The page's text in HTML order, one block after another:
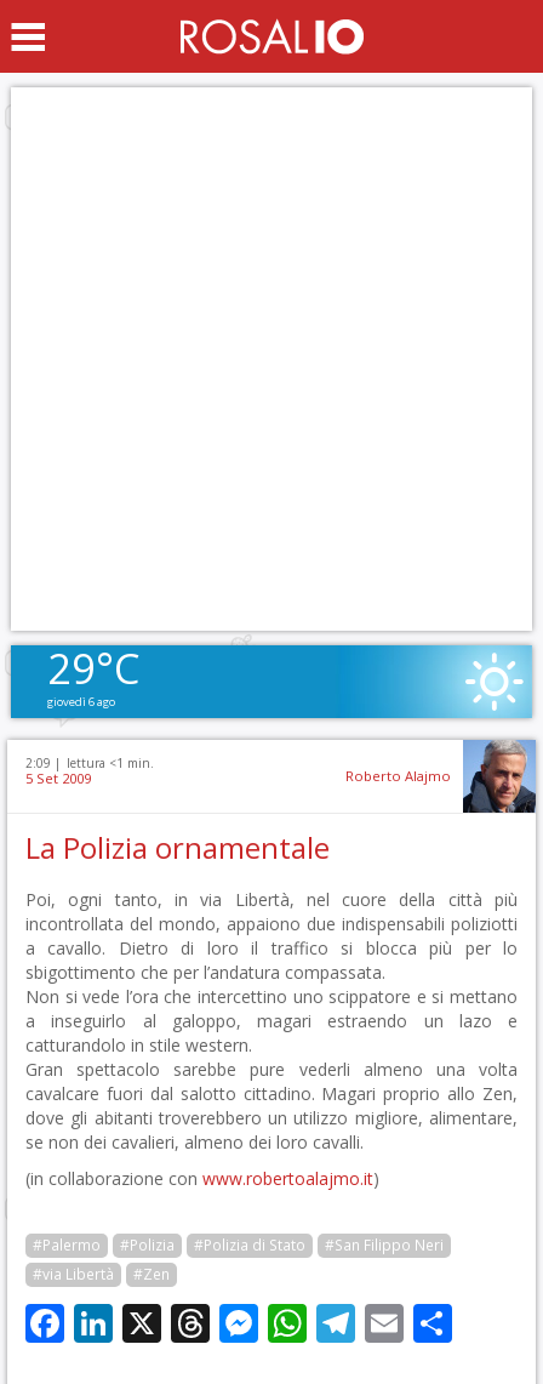
29°C
giovedì 6 ago
2:09 | lettura <1 min.
5 Set 2009 Roberto Alajmo
La Polizia ornamentale
Poi, ogni tanto, in via Libertà, nel cuore della città più
incontrollata del mondo, appaiono due indispensabili poliziotti
a cavallo. Dietro di loro il traffico si blocca più per lo
sbigottimento che per l’andatura compassata.
Non si vede l’ora che intercettino uno scippatore e si mettano
a inseguirlo al galoppo, magari estraendo un lazo e
catturandolo in stile western.
Gran spettacolo sarebbe pure vederli almeno una volta
cavalcare fuori dal salotto cittadino. Magari proprio allo Zen,
dove gli abitanti troverebbero un utilizzo migliore, alimentare,
se non dei cavalieri, almeno dei loro cavalli.
(in collaborazione con www.robertoalajmo.it)
#Palermo #Polizia #Polizia di Stato
#San Filippo Neri
#via Libertà
#Zen
Facebook
LinkedIn
X Threads
Messenger
WhatsApp
Telegram
Email